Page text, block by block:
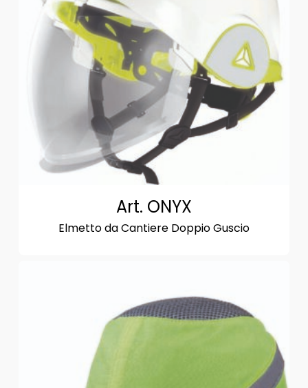
Art. ONYX
Elmetto da Cantiere Doppio Guscio